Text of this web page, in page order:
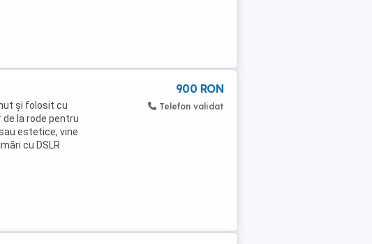
și folosit cu
la rode pentru
estetice, vine
cu DSLR
900 RON
Telefon validat